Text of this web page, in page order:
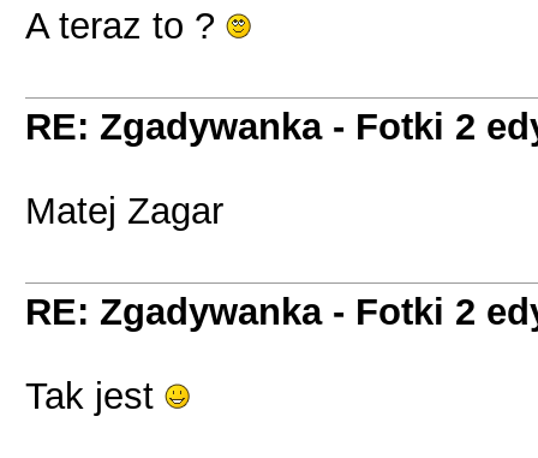
A teraz to ?
RE: Zgadywanka - Fotki 2
Matej Zagar
RE: Zgadywanka - Fotki 2
Tak jest